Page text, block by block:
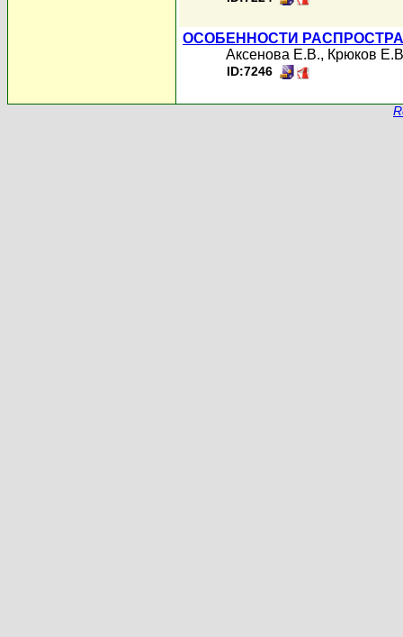
ОСОБЕННОСТИ
Аксенова Е.В., Крюков
ID:7246